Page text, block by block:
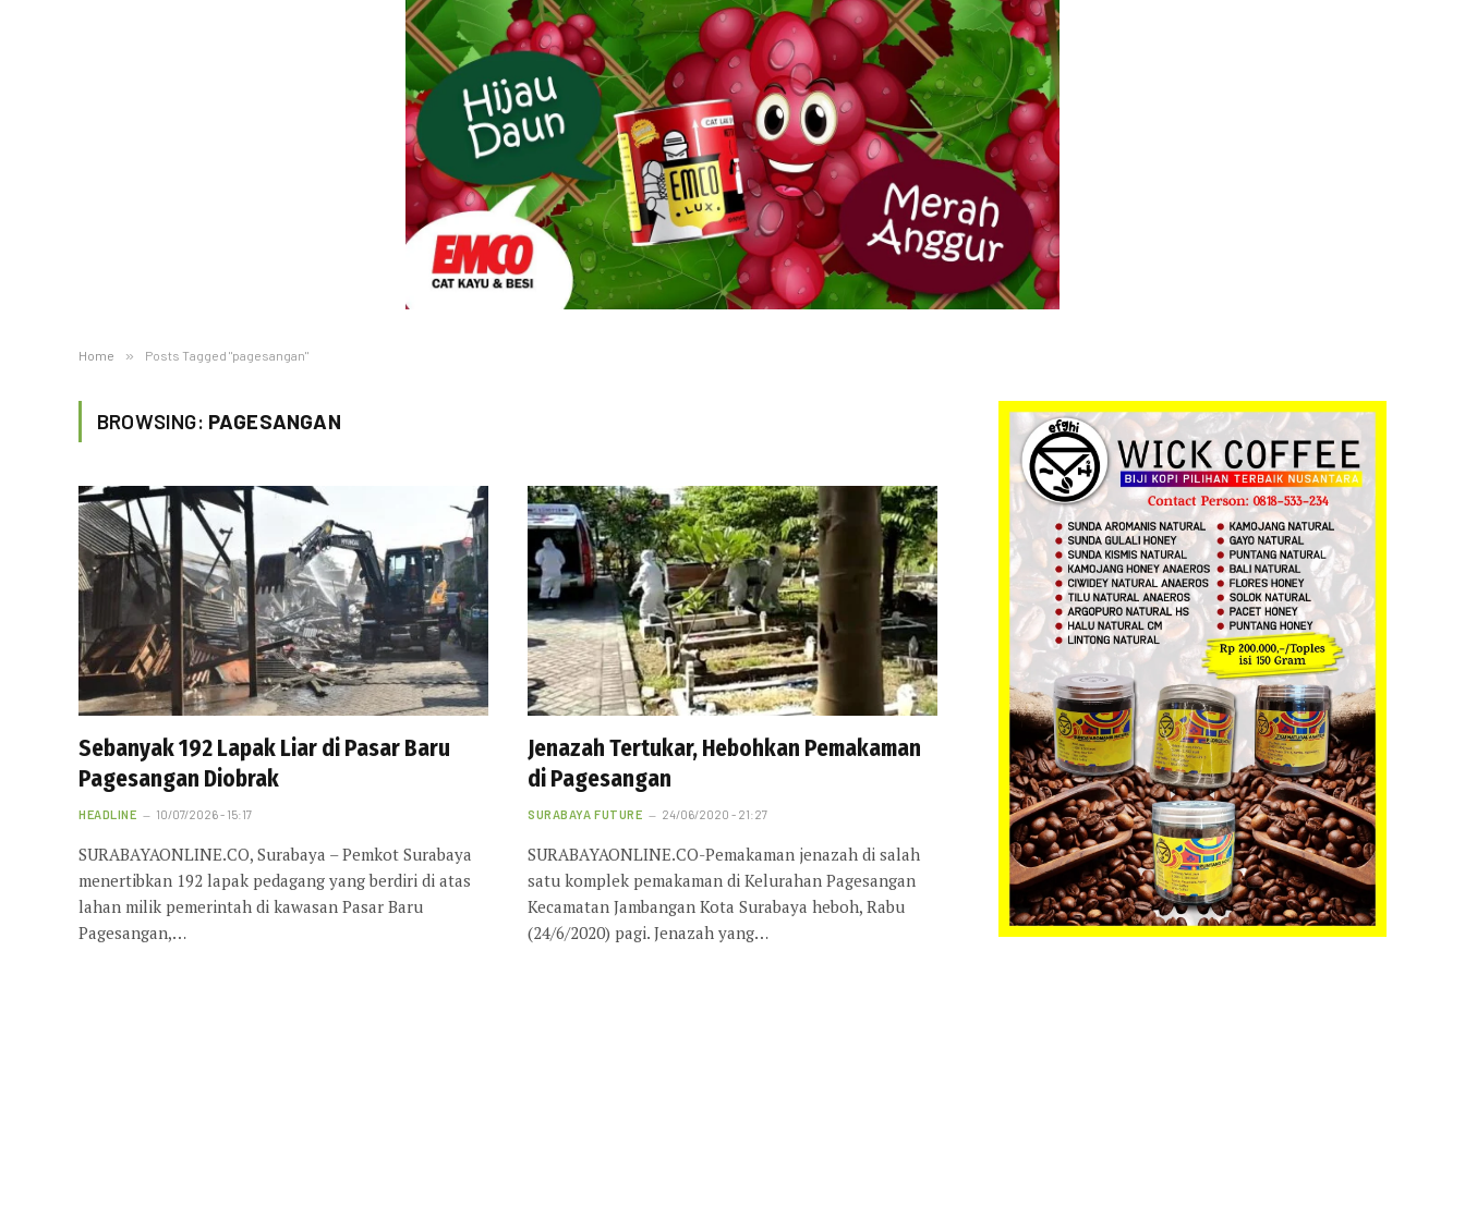
Home » Posts Tagged "pagesangan"
BROWSING: PAGESANGAN
Sebanyak 192 Lapak Liar di Pasar Baru
Pagesangan Diobrak
HEADLINE 10/07/2026 - 15:17
SURABAYAONLINE.CO, Surabaya – Pemkot Surabaya
menertibkan 192 lapak pedagang yang berdiri di atas
lahan milik pemerintah di kawasan Pasar Baru
Pagesangan,…
Jenazah Tertukar, Hebohkan Pemakaman
di Pagesangan
SURABAYA FUTURE 24/06/2020 - 21:27
SURABAYAONLINE.CO-Pemakaman jenazah di salah
satu komplek pemakaman di Kelurahan Pagesangan
Kecamatan Jambangan Kota Surabaya heboh, Rabu
(24/6/2020) pagi. Jenazah yang…